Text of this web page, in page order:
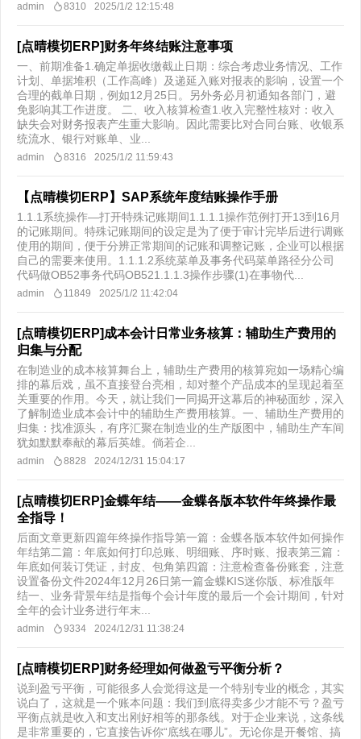
admin 8310 2025/1/2 12:15:48
[点晴模切ERP]财务年终结账注意事项
一、前期准备1.确定单据收缴截止日期：综合考虑业务情况、工作
计划、单据堆积（工作高峰）及递延入账对报表的影响，设置一个
合理的截单日期，例如12月25日。另外务必月初通知各部门，避
免影响其工作进度。 二、收入核算检查1.收入完整性核对：收入
缺失会对财务报表产生重大影响。因此需要比对合同台账、收银系
统流水、银行对账单、业...
admin 8316 2025/1/2 11:59:43
【点晴模切ERP】SAP系统年度结账操作手册
1.1.1系统操作—打开特殊记账期间1.1.1.1操作范例打开13到16月
的记账期间。特殊记账期间的设定是为了便于审计完毕后进行调账
使用的期间，便于分辨正常期间的记账和调整记账，企业可以根据
自己的需要来使用。1.1.1.2系统菜单及事务代码菜单路径分公司
代码做OB52事务代码OB521.1.1.3操作步骤(1)在事物代...
admin 11849 2025/1/2 11:42:04
[点晴模切ERP]成本会计日常业务核算：辅助生产费用的
归集与分配
在制造业的成本核算舞台上，辅助生产费用的核算宛如一场精心编
排的幕后戏，虽不直接登台亮相，却对整个产品成本的呈现起着至
关重要的作用。今天，就让我们一同揭开这幕后的神秘面纱，深入
了解制造业成本会计中的辅助生产费用核算。一、辅助生产费用的
归集：找准源头，有序汇聚在制造业的生产版图中，辅助生产车间
犹如默默奉献的幕后英雄。倘若企...
admin 8828 2024/12/31 15:04:17
[点晴模切ERP]金蝶年结——金蝶各版本软件年终操作最
全指导！
后面文章更新四篇年终操作指导第一篇：金蝶各版本软件如何操作
年结第二篇：年底如何打印总账、明细账、序时账、报表第三篇：
年底如何装订凭证，封皮、包角第四篇：注意检查备份账套，注意
设置备份文件2024年12月26日第一篇金蝶KIS迷你版、标准版年
结一、业务背景年结是指每个会计年度的最后一个会计期间，针对
全年的会计业务进行年末...
admin 9334 2024/12/31 11:38:24
[点晴模切ERP]财务经理如何做盈亏平衡分析？
说到盈亏平衡，可能很多人会觉得这是一个特别专业的概念，其实
说白了，这就是一个账本问题：我们到底得卖多少才能不亏？盈亏
平衡点就是收入和支出刚好相等的那条线。对于企业来说，这条线
是非常重要的，它直接告诉你“底线在哪儿”。无论你是开餐馆、搞